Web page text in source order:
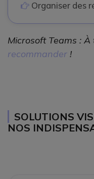
icon
Organiser des
Microsoft Teams : À
recommander !
SOLUTIONS
NOS